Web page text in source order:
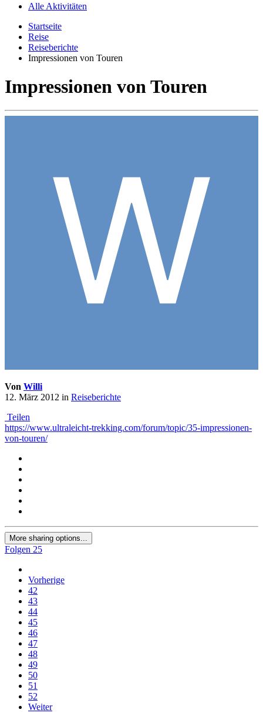
Alle Aktivitäten
Startseite
Reise
Reiseberichte
Impressionen von Touren
Impressionen von Touren
Von Willi
12. März 2012 in Reiseberichte
Teilen
https://www.ultraleicht-trekking.com/forum/topic/35-impressionen-
von-touren/
More sharing options...
Folgen 25
Vorherige
42
43
44
45
46
47
48
49
50
51
52
Weiter